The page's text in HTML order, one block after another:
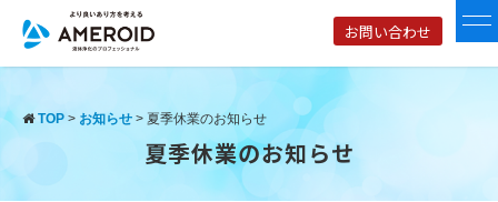
お問い合わせ
TOP > お知らせ > 夏季休業のお知らせ
夏季休業のお知らせ